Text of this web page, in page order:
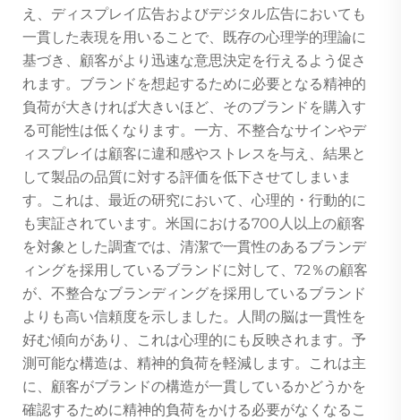
え、ディスプレイ広告およびデジタル広告においても
一貫した表現を用いることで、既存の心理学的理論に
基づき、顧客がより迅速な意思決定を行えるよう促さ
れます。ブランドを想起するために必要となる精神的
負荷が大きければ大きいほど、そのブランドを購入す
る可能性は低くなります。一方、不整合なサインやデ
ィスプレイは顧客に違和感やストレスを与え、結果と
して製品の品質に対する評価を低下させてしまいま
す。これは、最近の研究において、心理的・行動的に
も実証されています。米国における700人以上の顧客
を対象とした調査では、清潔で一貫性のあるブランデ
ィングを採用しているブランドに対して、72％の顧客
が、不整合なブランディングを採用しているブランド
よりも高い信頼度を示しました。人間の脳は一貫性を
好む傾向があり、これは心理的にも反映されます。予
測可能な構造は、精神的負荷を軽減します。これは主
に、顧客がブランドの構造が一貫しているかどうかを
確認するために精神的負荷をかける必要がなくなるこ